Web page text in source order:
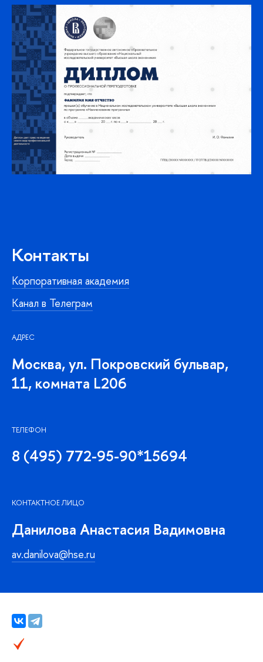
Контакты
Корпоративная академия
Канал в Телеграм
АДРЕС
Москва, ул. Покровский бульвар,
11, комната L206
ТЕЛЕФОН
8 (495) 772-95-90*15694
КОНТАКТНОЕ ЛИЦО
Данилова Анастасия Вадимовна
av.danilova@hse.ru